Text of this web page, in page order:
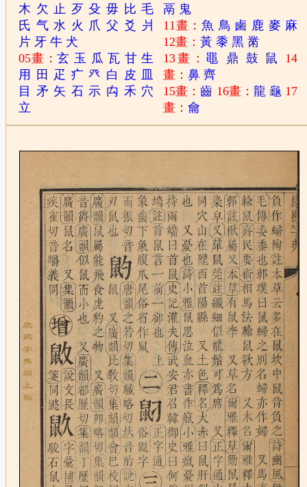
木 欠 止 歹 殳 毋 比 毛
氏 气 水 火 爪 父 爻 爿
片 牙 牛 犬
05畫：玄 玉 瓜 瓦 甘 生
用
田 疋 疒 癶 白 皮
目
矛 矢 石 示 禸 禾 穴
立
鬲 鬼
11畫：魚 鳥 鹵 鹿 麥 麻
12畫：黃 黍 黑 黹
13畫： 黽 鼎 鼓 鼠
14
畫：鼻 齊
15畫：齒 16畫： 龍 龜 17
畫：龠